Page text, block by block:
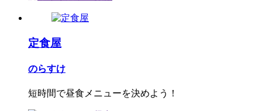
定食屋
のらすけ
短時間で昼食メニューを決めよう！